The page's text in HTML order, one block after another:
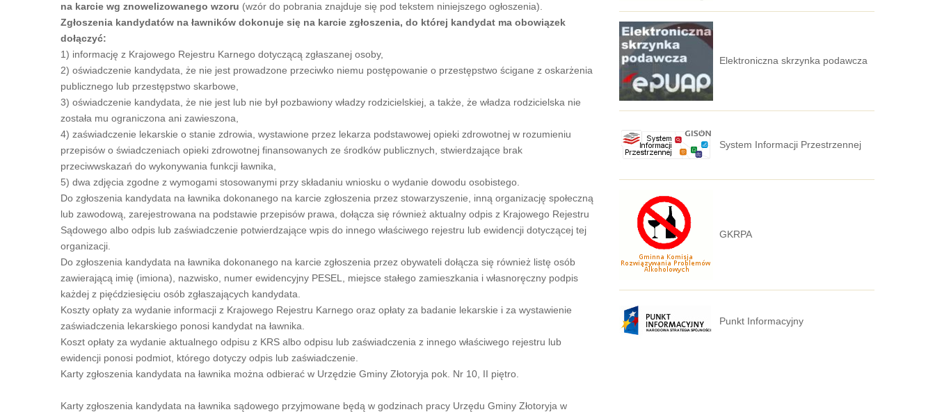
na karcie wg znowelizowanego wzoru (wzór do pobrania znajduje się pod tekstem niniejszego ogłoszenia).
Zgłoszenia kandydatów na ławników dokonuje się na karcie zgłoszenia, do której kandydat ma obowiązek
dołączyć:
1) informację z Krajowego Rejestru Karnego dotyczącą zgłaszanej osoby,
2) oświadczenie kandydata, że nie jest prowadzone przeciwko niemu postępowanie o przestępstwo ścigane z oskarżenia
publicznego lub przestępstwo skarbowe,
3) oświadczenie kandydata, że nie jest lub nie był pozbawiony władzy rodzicielskiej, a także, że władza rodzicielska nie
została mu ograniczona ani zawieszona,
4) zaświadczenie lekarskie o stanie zdrowia, wystawione przez lekarza podstawowej opieki zdrowotnej w rozumieniu
przepisów o świadczeniach opieki zdrowotnej finansowanych ze środków publicznych, stwierdzające brak
przeciwwskazań do wykonywania funkcji ławnika,
5) dwa zdjęcia zgodne z wymogami stosowanymi przy składaniu wniosku o wydanie dowodu osobistego.
Do zgłoszenia kandydata na ławnika dokonanego na karcie zgłoszenia przez stowarzyszenie, inną organizację społeczną
lub zawodową, zarejestrowana na podstawie przepisów prawa, dołącza się również aktualny odpis z Krajowego Rejestru
Sądowego albo odpis lub zaświadczenie potwierdzające wpis do innego właściwego rejestru lub ewidencji dotyczącej tej
organizacji.
Do zgłoszenia kandydata na ławnika dokonanego na karcie zgłoszenia przez obywateli dołącza się również listę osób
zawierającą imię (imiona), nazwisko, numer ewidencyjny PESEL, miejsce stałego zamieszkania i własnoręczny podpis
każdej z pięćdziesięciu osób zgłaszających kandydata.
Koszty opłaty za wydanie informacji z Krajowego Rejestru Karnego oraz opłaty za badanie lekarskie i za wystawienie
zaświadczenia lekarskiego ponosi kandydat na ławnika.
Koszt opłaty za wydanie aktualnego odpisu z KRS albo odpisu lub zaświadczenia z innego właściwego rejestru lub
ewidencji ponosi podmiot, którego dotyczy odpis lub zaświadczenie.
Karty zgłoszenia kandydata na ławnika można odbierać w Urzędzie Gminy Złotoryja pok. Nr 10, II piętro.
Karty zgłoszenia kandydata na ławnika sądowego przyjmowane będą w godzinach pracy Urzędu Gminy Złotoryja w
Elektroniczna skrzynka podawcza
System Informacji Przestrzennej
GKRPA
Punkt Informacyjny